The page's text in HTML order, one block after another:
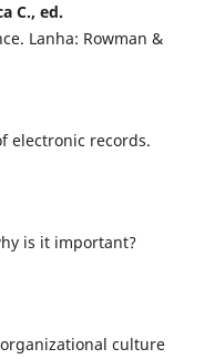
C., ed.
Lanha: Rowman &
electronic records.
is it important?
culture